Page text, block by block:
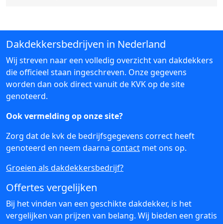
Dakdekkersbedrijven in Nederland
Wij streven naar een volledig overzicht van dakdekkers
die officieel staan ingeschreven. Onze gegevens
worden dan ook direct vanuit de KVK op de site
genoteerd.
Ook vermelding op onze site?
Zorg dat de kvk de bedrijfsgegevens correct heeft
genoteerd en neem daarna contact met ons op.
Groeien als dakdekkersbedrijf?
Offertes vergelijken
Bij het vinden van een geschikte dakdekker, is het
vergelijken van prijzen van belang. Wij bieden een gratis